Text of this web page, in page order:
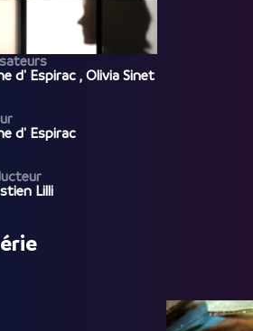
d' Espirac , Olivia Sinet
d' Espirac
Lilli